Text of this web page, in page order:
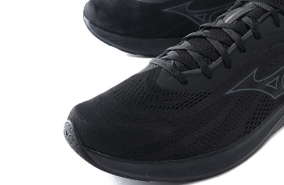
裾上げ料金は500円+税となります。
備考欄に股下●cmとご記入下さい。（裾上げ無料対象商品は
1本5,999円以下の商品は有料（500円+税）となります。）
出荷まで約1週間～20日間程お時間を頂く場合がございます
尚、裾上げした商品は返品・交換不可となりますので、予め
一部、お直しに対応出来ない商品がございます。(例：裾に
端なデザインが施されている等)
※【返品交換について】
返品交換希望の方は、商品到着後1週間以内にご連絡ください
下着(肌着)やワイシャツは商品の性質上、返品交換不可とさ